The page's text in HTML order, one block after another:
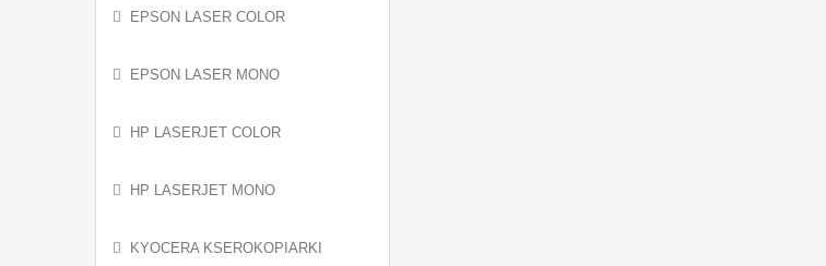
EPSON LASER COLOR
EPSON LASER MONO
HP LASERJET COLOR
HP LASERJET MONO
KYOCERA KSEROKOPIARKI